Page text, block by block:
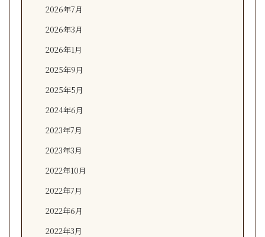
2026年7月
2026年3月
2026年1月
2025年9月
2025年5月
2024年6月
2023年7月
2023年3月
2022年10月
2022年7月
2022年6月
2022年3月